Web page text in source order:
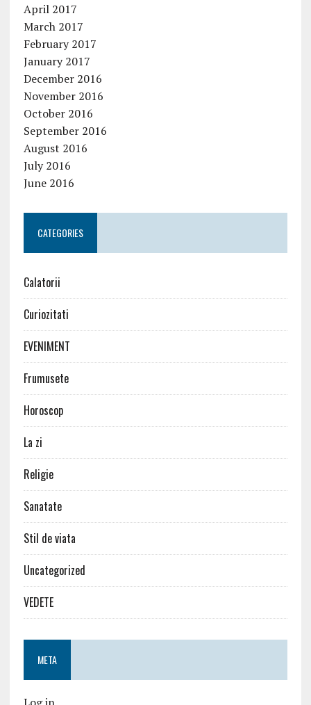
April 2017
March 2017
February 2017
January 2017
December 2016
November 2016
October 2016
September 2016
August 2016
July 2016
June 2016
CATEGORIES
Calatorii
Curiozitati
EVENIMENT
Frumusete
Horoscop
La zi
Religie
Sanatate
Stil de viata
Uncategorized
VEDETE
META